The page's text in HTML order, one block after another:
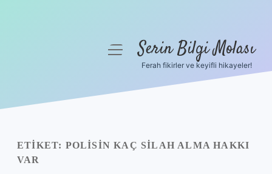
Yasal Uyarı
menüyüSerin Bilgi Molası
Ferah fikirler ve keyifli hikayeler!
ETIKET: POLISIN KAÇ SILAH ALMA HAKKI
VAR